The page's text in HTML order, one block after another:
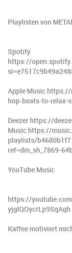
Playlisten von
Spotify
https://
Apple Music
hop-beats-to-relax-
Deezer https://
Music https://
playlists/
ref=dm_sh_7869-
YouTube Music
https://
yjglQOycrLp9SqAqh
Kaffee motiviert